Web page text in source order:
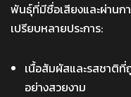
พันธุ์ที่มีชื่อเสียงและผ่านก
เปรียบหลายประการ:
เนื้อสัมผัสและรสชาติ
อย่างสวยงาม